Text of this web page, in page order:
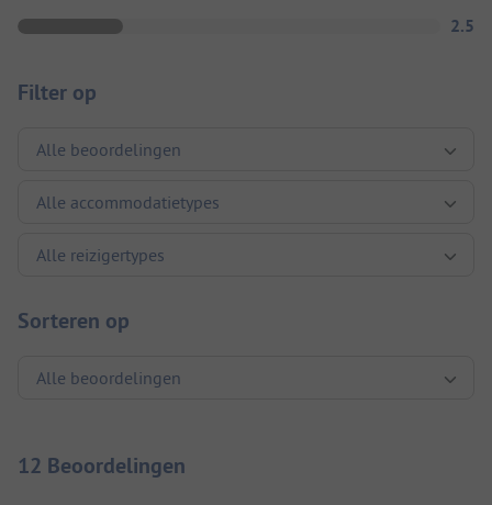
2.5
Filter op
Sorteren op
12 Beoordelingen